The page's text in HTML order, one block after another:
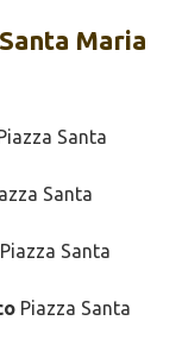
Maria
Santa
Santa
Piazza Santa
Piazza Santa